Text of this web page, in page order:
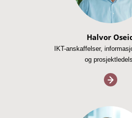
Halvor
IKT-anskaffelser,
og